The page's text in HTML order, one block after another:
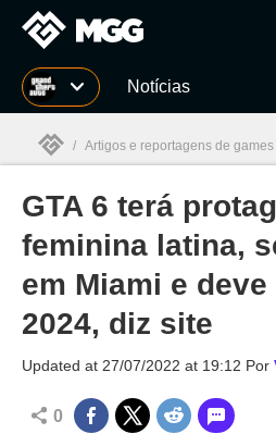
Millenium Notícias
Millenium
/ Artigos e reportagens de games
GTA 6 terá
feminina latina,
em Miami e
2024, diz site
Updated at 27/07/2022 at 19:12 Por
0